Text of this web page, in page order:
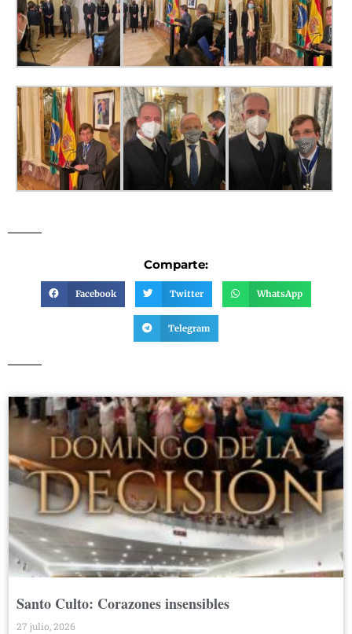
Comparte:
Facebook Twitter WhatsApp
Telegram
Santo Culto: Corazones insensibles
27 julio, 2026